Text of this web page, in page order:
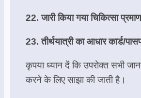
22. जारी किया गया चिकित्सा
23. तीर्थयात्री का आधार कार्ड/
कृपया ध्यान दें कि उपरोक्त सभी
करने के लिए साझा की जाती है।